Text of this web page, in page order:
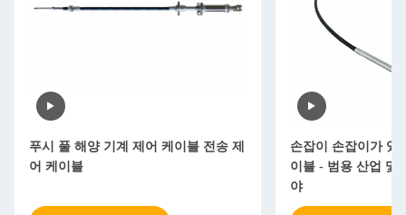
푸시 풀 해양 기계 제어 케이블 전송 제
어 케이블
손잡이 손잡이가 있
이블 - 범용 산업 및
야